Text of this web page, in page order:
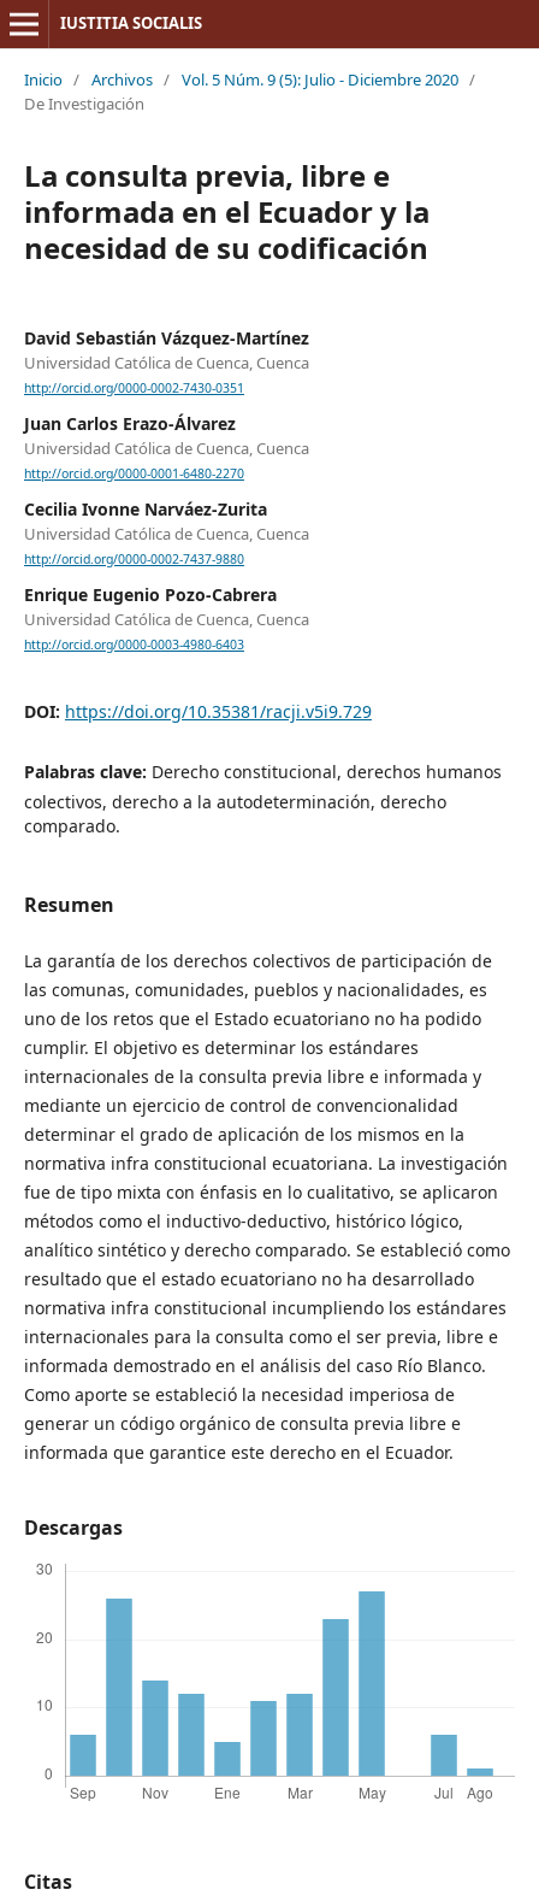
IUSTITIA SOCIALIS
Inicio / Archivos / Vol. 5 Núm. 9 (5): Julio - Diciembre 2020 /
De Investigación
La consulta previa, libre e
informada en el Ecuador y la
necesidad de su codificación
David Sebastián Vázquez-Martínez
Universidad Católica de Cuenca, Cuenca
http://orcid.org/0000-0002-7430-0351
Juan Carlos Erazo-Álvarez
Universidad Católica de Cuenca, Cuenca
http://orcid.org/0000-0001-6480-2270
Cecilia Ivonne Narváez-Zurita
Universidad Católica de Cuenca, Cuenca
http://orcid.org/0000-0002-7437-9880
Enrique Eugenio Pozo-Cabrera
Universidad Católica de Cuenca, Cuenca
http://orcid.org/0000-0003-4980-6403
DOI: https://doi.org/10.35381/racji.v5i9.729
Palabras clave: Derecho constitucional, derechos humanos
colectivos, derecho a la autodeterminación, derecho
comparado.
Resumen
La garantía de los derechos colectivos de participación de
las comunas, comunidades, pueblos y nacionalidades, es
uno de los retos que el Estado ecuatoriano no ha podido
cumplir. El objetivo es determinar los estándares
internacionales de la consulta previa libre e informada y
mediante un ejercicio de control de convencionalidad
determinar el grado de aplicación de los mismos en la
normativa infra constitucional ecuatoriana. La investigación
fue de tipo mixta con énfasis en lo cualitativo, se aplicaron
métodos como el inductivo-deductivo, histórico lógico,
analítico sintético y derecho comparado. Se estableció como
resultado que el estado ecuatoriano no ha desarrollado
normativa infra constitucional incumpliendo los estándares
internacionales para la consulta como el ser previa, libre e
informada demostrado en el análisis del caso Río Blanco.
Como aporte se estableció la necesidad imperiosa de
generar un código orgánico de consulta previa libre e
informada que garantice este derecho en el Ecuador.
Descargas
Citas